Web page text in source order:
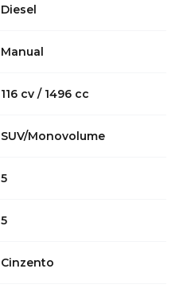
Diesel
Manual
116 cv / 1496 cc
SUV/Monovolume
5
5
Cinzento